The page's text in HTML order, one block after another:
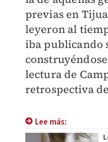
previas en
leyeron al
iba publicando
lectura de
retrospectiva
Lee más: